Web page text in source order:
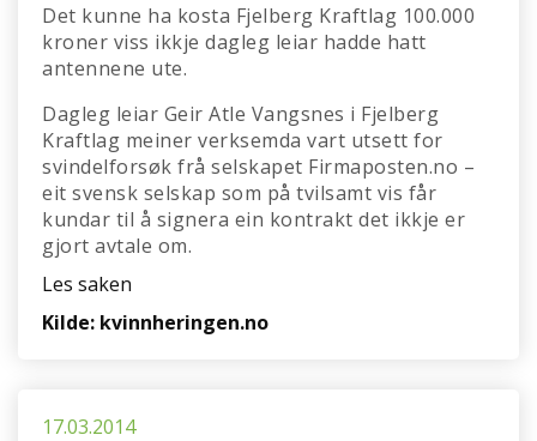
Det kunne ha kosta Fjelberg Kraftlag 100.000
kroner viss ikkje dagleg leiar hadde hatt
antennene ute.
Dagleg leiar Geir Atle Vangsnes i Fjelberg
Kraftlag meiner verksemda vart utsett for
svindelforsøk frå selskapet Firmaposten.no –
eit svensk selskap som på tvilsamt vis får
kundar til å signera ein kontrakt det ikkje er
gjort avtale om.
Les saken
Kilde: kvinnheringen.no
17.03.2014